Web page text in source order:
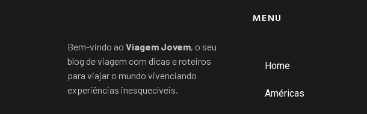
Bem-vindo ao Viagem Jovem, o seu
blog de viagem com dicas e roteiros
para viajar o mundo vivenciando
experiências inesquecíveis.
MENU
Home
Américas